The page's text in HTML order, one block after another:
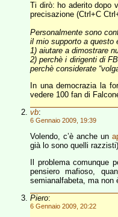
Ti dirò: ho aderito dopo
precisazione (Ctrl+C
Personalmente sono
il mio supporto a questo
1) aiutare a dimostrare
2) perchè i dirigenti di
perchè considerate
In una democrazia la
vedere 100 fan di
vb:
6 Gennaio 2009, 19:39
Volendo, c’è anche un
già lo sono quelli
Il problema
pensiero mafioso,
semianalfabeta, ma
Piero:
6 Gennaio 2009, 20:22